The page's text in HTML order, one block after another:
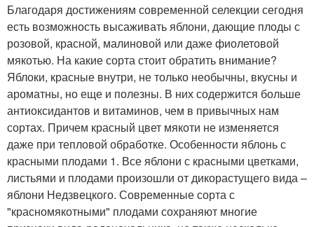
Благодаря достижениям современной селекции сегодня
есть возможность высаживать яблони, дающие плоды с
розовой, красной, малиновой или даже фиолетовой
мякотью. На какие сорта стоит обратить внимание?
Яблоки, красные внутри, не только необычны, вкусны и
ароматны, но еще и полезны. В них содержится больше
антиоксидантов и витаминов, чем в привычных нам
сортах. Причем красный цвет мякоти не изменяется
даже при тепловой обработке. Особенности яблонь с
красными плодами 1. Все яблони с красными цветками,
листьями и плодами произошли от дикорастущего вида –
яблони Недзвецкого. Современные сорта с
"красномякотными" плодами сохраняют многие